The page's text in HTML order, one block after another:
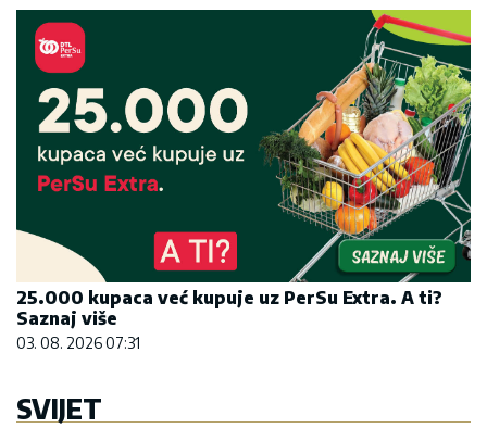
25.000 kupaca već kupuje uz PerSu Extra. A ti?
Saznaj više
03. 08. 2026 07:31
SVIJET